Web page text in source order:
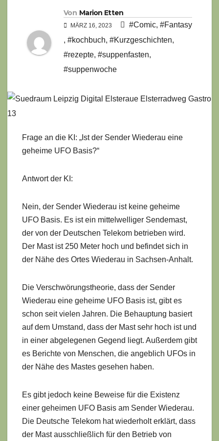
Von Marion Etten
MÄRZ 16, 2023 #Comic, #Fantasy
, #kochbuch, #Kurzgeschichten,
#rezepte, #suppenfasten,
#suppenwoche
Frage an die KI: „Ist der Sender Wiederau eine
geheime UFO Basis?“
Antwort der KI:
Nein, der Sender Wiederau ist keine geheime
UFO Basis. Es ist ein mittelwelliger Sendemast,
der von der Deutschen Telekom betrieben wird.
Der Mast ist 250 Meter hoch und befindet sich in
der Nähe des Ortes Wiederau in Sachsen-Anhalt.
Die Verschwörungstheorie, dass der Sender
Wiederau eine geheime UFO Basis ist, gibt es
schon seit vielen Jahren. Die Behauptung basiert
auf dem Umstand, dass der Mast sehr hoch ist und
in einer abgelegenen Gegend liegt. Außerdem gibt
es Berichte von Menschen, die angeblich UFOs in
der Nähe des Mastes gesehen haben.
Es gibt jedoch keine Beweise für die Existenz
einer geheimen UFO Basis am Sender Wiederau.
Die Deutsche Telekom hat wiederholt erklärt, dass
der Mast ausschließlich für den Betrieb von